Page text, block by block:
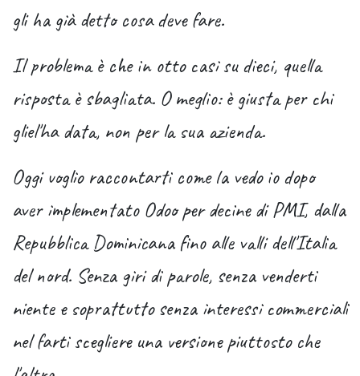
gli ha già detto cosa deve fare.
Il problema è che in otto casi su dieci, quella
risposta è sbagliata. O meglio: è giusta per chi
gliel'ha data, non per la sua azienda.
Oggi voglio raccontarti come la vedo io dopo
aver implementato Odoo per decine di PMI, dalla
Repubblica Dominicana fino alle valli dell'Italia
del nord. Senza giri di parole, senza venderti
niente e soprattuttosenza interessi commerciali
nel farti scegliere una versione piuttosto che